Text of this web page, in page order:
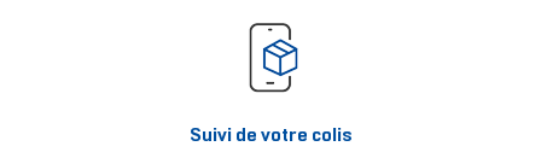
Suivi de votre colis